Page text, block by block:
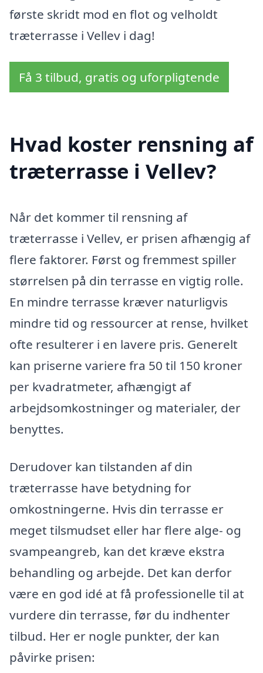
første skridt mod en flot og velholdt
træterrasse i Vellev i dag!
Få 3 tilbud, gratis og uforpligtende
Hvad koster rensning af
træterrasse i Vellev?
Når det kommer til rensning af
træterrasse i Vellev, er prisen afhængig af
flere faktorer. Først og fremmest spiller
størrelsen på din terrasse en vigtig rolle.
En mindre terrasse kræver naturligvis
mindre tid og ressourcer at rense, hvilket
ofte resulterer i en lavere pris. Generelt
kan priserne variere fra 50 til 150 kroner
per kvadratmeter, afhængigt af
arbejdsomkostninger og materialer, der
benyttes.
Derudover kan tilstanden af din
træterrasse have betydning for
omkostningerne. Hvis din terrasse er
meget tilsmudset eller har flere alge- og
svampeangreb, kan det kræve ekstra
behandling og arbejde. Det kan derfor
være en god idé at få professionelle til at
vurdere din terrasse, før du indhenter
tilbud. Her er nogle punkter, der kan
påvirke prisen: